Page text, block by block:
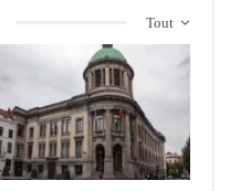
Tout